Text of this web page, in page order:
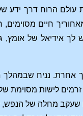
עולם הרוח דרך
חיים
אידיאל של אומץ,
אחרת. נניח
לישות מסוימת
שעקב מחלה של